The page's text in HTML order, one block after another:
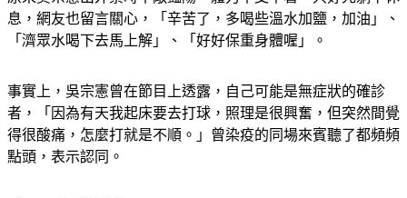
息，網友也留言關心，「辛苦了，多喝些溫水加鹽，加油」、
「濟眾水喝下去馬上解」、「好好保重身體喔」。
事實上，吳宗憲曾在節目上透露，自己可能是無症狀的確診
者，「因為有天我起床要去打球，照理是很興奮，但突然間覺
得很酸痛，怎麼打就是不順。」曾染疫的同場來賓聽了都頻頻
點頭，表示認同。